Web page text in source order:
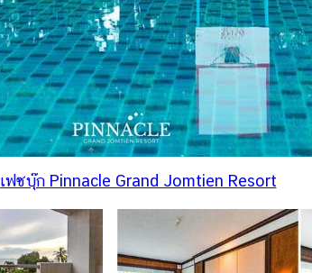
เฟซบุ๊ก Pinnacle Grand Jomtien Resort